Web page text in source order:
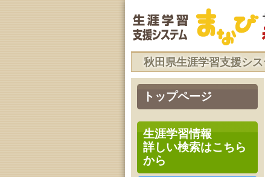
秋田県生涯学習支援シ
トップページ
生涯学習情報
詳しい検索はこちら
から